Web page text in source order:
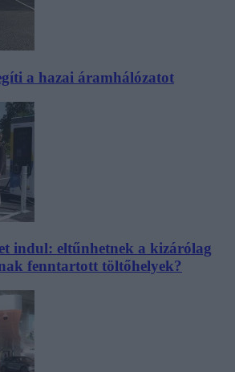
a hazai áramhálózatot
indul: eltűnhetnek a kizárólag
fenntartott töltőhelyek?